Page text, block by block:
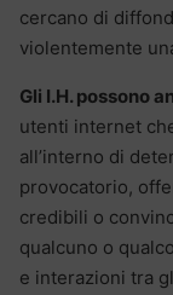
cercano di
violentemente
Gli I.H. possono
utenti internet
all’interno di
provocatorio,
credibili o
qualcuno o
e interazioni tra